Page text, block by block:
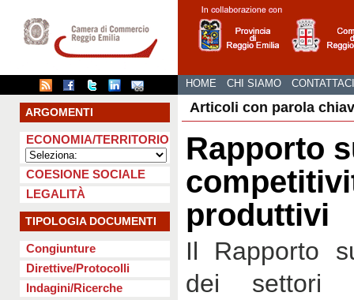
HOME CHI SIAMO CONTATTACI
ARGOMENTI
ECONOMIA/TERRITORIO
COESIONE SOCIALE
LEGALITÀ
TIPOLOGIA DOCUMENTI
Congiunture
Direttive/Protocolli
Indagini/Ricerche
Articoli con parola
Rapporto
produttivi
Il Rapporto
dei settori